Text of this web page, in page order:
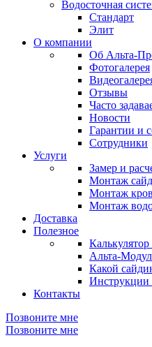
Водосточная
Стандарт
Элит
О компании
Об Альта-
Фотогалерея
Отзывы
Часто
Новости
Гарантии и
Сотрудники
Услуги
Замер и
Монтаж
Монтаж
Монтаж
Доставка
Полезное
Альта-
Какой
Инструкции
Контакты
Позвоните мне
Позвоните мне